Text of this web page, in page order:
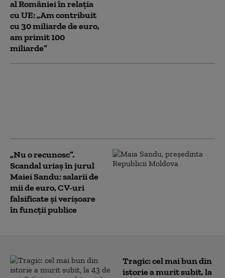
al României în relația
cu UE: „Am contribuit
cu 30 miliarde de euro,
am primit 100
miliarde”
„Nu o recunosc”.
Scandal uriaș în jurul
Maiei Sandu: salarii de
mii de euro, CV-uri
falsificate și verișoare
în funcții publice
Tragic: cel mai bun din
istorie a murit subit, la